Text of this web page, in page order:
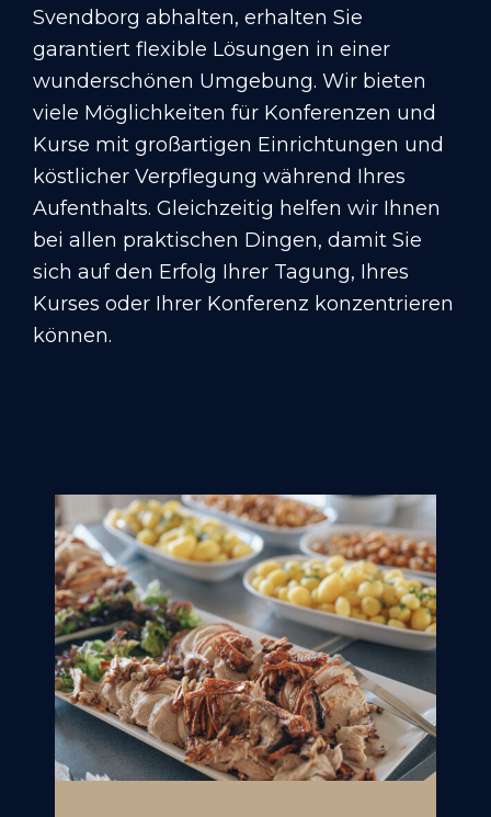
Svendborg abhalten, erhalten Sie
garantiert flexible Lösungen in einer
wunderschönen Umgebung. Wir bieten
viele Möglichkeiten für Konferenzen und
Kurse mit großartigen Einrichtungen und
köstlicher Verpflegung während Ihres
Aufenthalts. Gleichzeitig helfen wir Ihnen
bei allen praktischen Dingen, damit Sie
sich auf den Erfolg Ihrer Tagung, Ihres
Kurses oder Ihrer Konferenz konzentrieren
können.